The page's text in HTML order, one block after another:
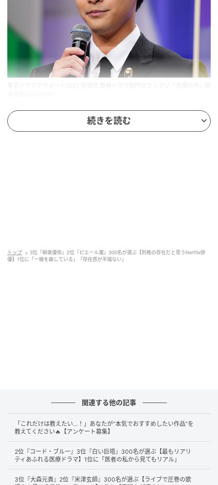
第3位は19票を集めた柳楽優弥さんです。話題作『九条
の大罪』で主演を務めたことや、多くの映画・ドラマ
第2位には23票でピエール瀧さんがランクイン。『地
面師たち』『サンクチュアリ -聖域-』など話題作への
出演や、主演でなくとも強烈な印象を残す存在感が多
くあげられています。バイプレーヤーとして欠かせな
いとの声も目立ちました。
続きを読む
トップ
3位『柳楽優弥』2位『ピエール瀧』300名が選ぶ【別格の存在だと思うNetflix俳
優】1位に「一線を画している」「存在感が半端ない」
関連する他の記事
「これだけは教えたい…！」あなたが“本気でおすすめしたい作品”を
教えてください🔥【アンケート募集】
2位『コード・ブルー』3位『白い巨塔』300名が選ぶ【最もリアリ
ティあふれる医療ドラマ】1位に「医者の私から見てもリアル」
3位『大森元貴』2位『米津玄師』300名が選ぶ【ライブで圧巻の歌